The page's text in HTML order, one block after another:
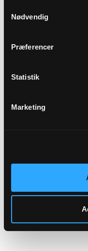
af cookies under
vores Cookiepolitik,
Nødvendig
Præferencer
Statistik
Marketing